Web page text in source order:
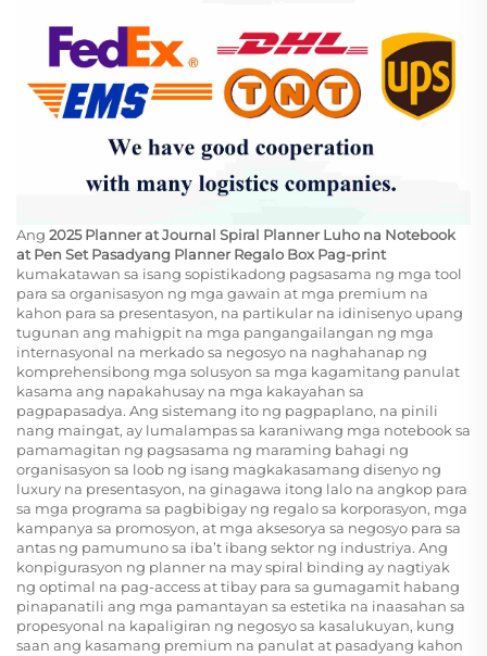
Ang 2025 Planner at Journal Spiral Planner Luho na Notebook
at Pen Set Pasadyang Planner Regalo Box Pag-print
kumakatawan sa isang sopistikadong pagsasama ng mga tool
para sa organisasyon ng mga gawain at mga premium na
kahon para sa presentasyon, na partikular na idinisenyo upang
tugunan ang mahigpit na mga pangangailangan ng mga
internasyonal na merkado sa negosyo na naghahanap ng
komprehensibong mga solusyon sa mga kagamitang panulat
kasama ang napakahusay na mga kakayahan sa
pagpapasadya. Ang sistemang ito ng pagpaplano, na pinili
nang maingat, ay lumalampas sa karaniwang mga notebook sa
pamamagitan ng pagsasama ng maraming bahagi ng
organisasyon sa loob ng isang magkakasamang disenyo ng
luxury na presentasyon, na ginagawa itong lalo na angkop para
sa mga programa sa pagbibigay ng regalo sa korporasyon, mga
kampanya sa promosyon, at mga aksesorya sa negosyo para sa
antas ng pamumuno sa iba’t ibang sektor ng industriya. Ang
konpigurasyon ng planner na may spiral binding ay nagtiyak
ng optimal na pag-access at tibay para sa gumagamit habang
pinapanatili ang mga pamantayan sa estetika na inaasahan sa
propesyonal na kapaligiran ng negosyo sa kasalukuyan, kung
saan ang kasamang premium na panulat at pasadyang kahon